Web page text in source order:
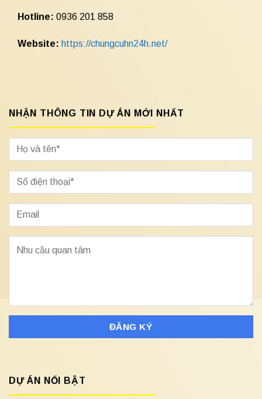
Hotline: 0936 201 858
Website: https://chungcuhn24h.net/
NHẬN THÔNG TIN DỰ ÁN MỚI NHẤT
DỰ ÁN NỔI BẬT